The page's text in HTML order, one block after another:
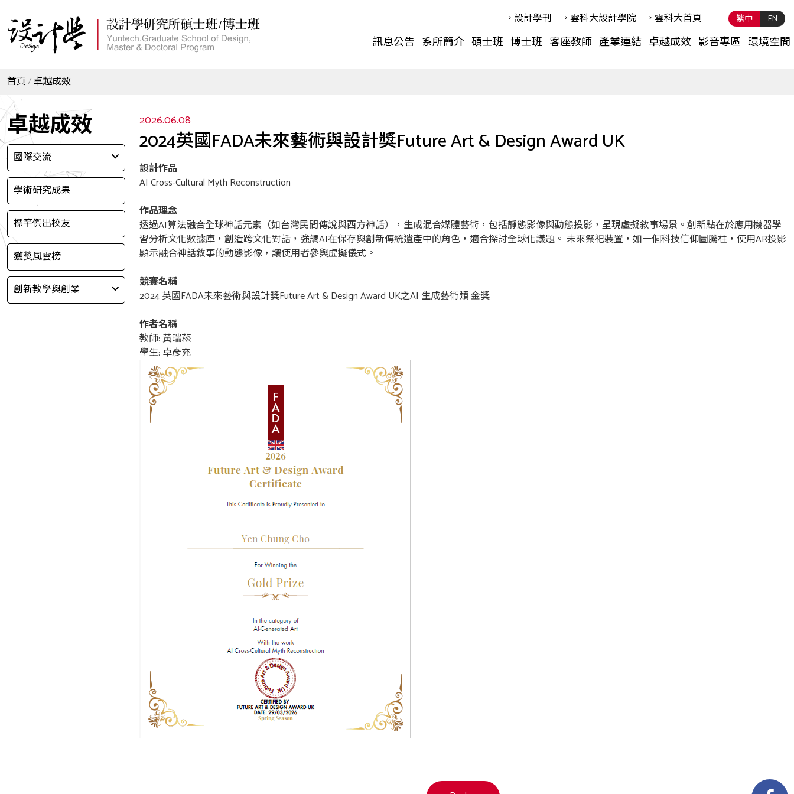
繁中 EN
訊息公告 系所簡介 碩士班 博士班 客座教師 產業連結 卓越成效 影音專區 環境空間
設計學刊 雲科⼤設計學院 雲科⼤首頁
首頁 卓越成效
卓越成效
國際交流
學術研究成果
標竿傑出校友
獲獎風雲榜
創新教學與創業
2026.06.08
2024英國FADA未來藝術與設計獎Future Art & Design Award UK
設計作品
AI Cross-Cultural Myth Reconstruction
作品理念
透過AI算法融合全球神話元素（如台灣民間傳說與西方神話），生成混合媒體藝術，包括靜態影像與動態投影，呈現虛擬敘事場景。創新點在於應用機器學
習分析文化數據庫，創造跨文化對話，強調AI在保存與創新傳統遺產中的角色，適合探討全球化議題。 未來祭祀裝置，如一個科技信仰圖騰柱，使用AR投影
顯示融合神話敘事的動態影像，讓使用者參與虛擬儀式。
競賽名稱
2024 英國FADA未來藝術與設計獎Future Art & Design Award UK之AI 生成藝術類 金獎
作者名稱
教師: 黃瑞菘
學生: 卓彥充